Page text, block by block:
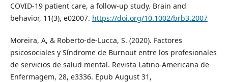
COVID-19 patient care, a follow-up study. Brain and
behavior, 11(3), e02007. https://doi.org/10.1002/brb3.2007
Moreira, A, & Roberto-de-Lucca, S. (2020). Factores
psicosociales y Síndrome de Burnout entre los profesionales
de servicios de salud mental. Revista Latino-Americana de
Enfermagem, 28, e3336. Epub August 31,